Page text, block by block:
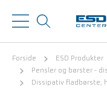
Forside ESD Produkter
Pensler og børster -
Dissipativ fladbørste,